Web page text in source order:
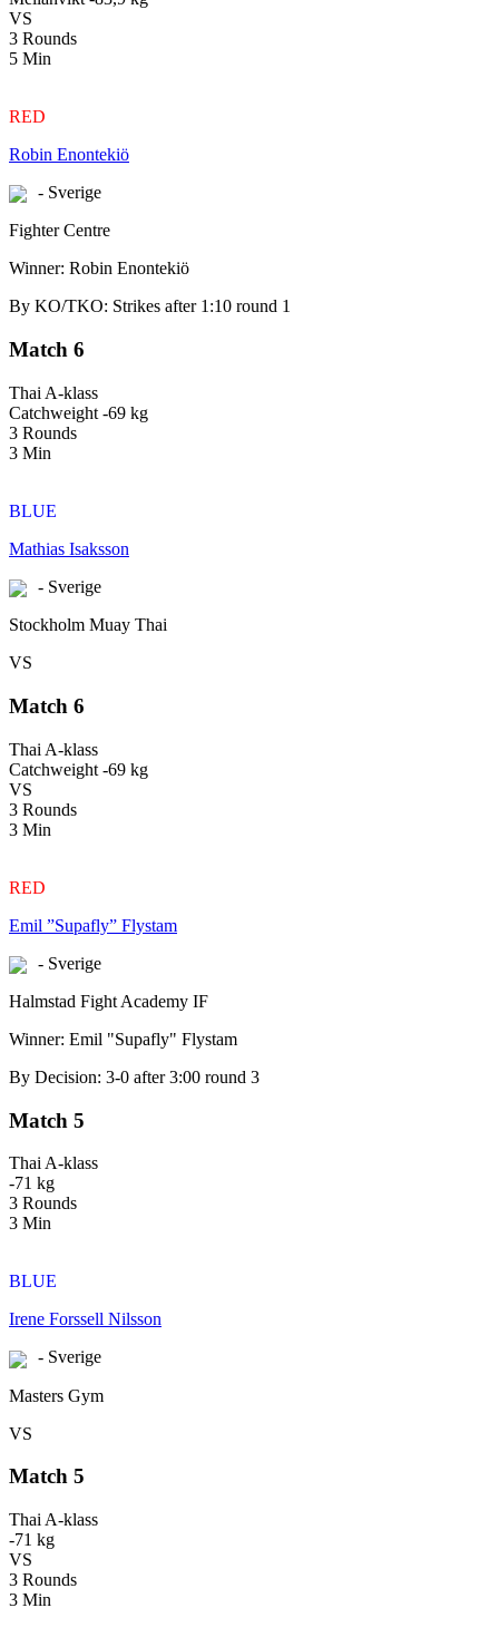
VS
3 Rounds
5 Min
RED
Robin Enontekiö
- Sverige
Fighter Centre
Winner: Robin Enontekiö
By KO/TKO: Strikes after 1:10 round 1
Match 6
Thai A-klass
Catchweight -69 kg
3 Rounds
3 Min
BLUE
Mathias Isaksson
- Sverige
Stockholm Muay Thai
VS
Match 6
Thai A-klass
Catchweight -69 kg
VS
3 Rounds
3 Min
RED
Emil ”Supafly” Flystam
- Sverige
Halmstad Fight Academy IF
Winner: Emil "Supafly" Flystam
By Decision: 3-0 after 3:00 round 3
Match 5
Thai A-klass
-71 kg
3 Rounds
3 Min
BLUE
Irene Forssell Nilsson
- Sverige
Masters Gym
VS
Match 5
Thai A-klass
-71 kg
VS
3 Rounds
3 Min